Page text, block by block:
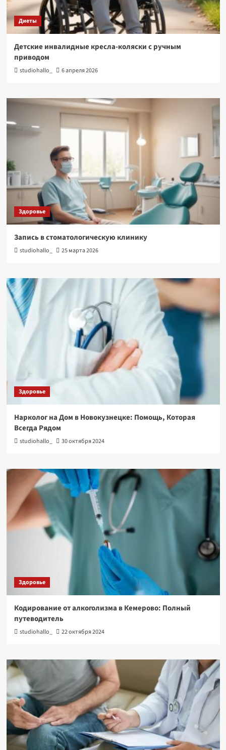
Диеты
Детские инвалидные кресла-коляски с ручным
приводом
studiohallo_ 6 апреля 2026
Здоровье
Запись в стоматологическую клинику
studiohallo_ 25 марта 2026
Здоровье
Нарколог на Дом в Новокузнецке: Помощь, Которая
Всегда Рядом
studiohallo_ 30 октября 2024
Здоровье
Кодирование от алкоголизма в Кемерово: Полный
путеводитель
studiohallo_ 22 октября 2024